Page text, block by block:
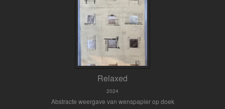
Relaxed
2024
Abstracte weergave van wenspapier op doek